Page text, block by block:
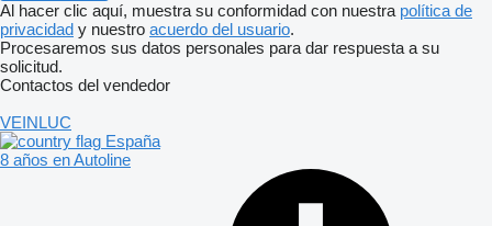
Al hacer clic aquí, muestra su conformidad con nuestra política de
privacidad y nuestro acuerdo del usuario.
Procesaremos sus datos personales para dar respuesta a su
solicitud.
Contactos del vendedor
VEINLUC
España
8 años en Autoline